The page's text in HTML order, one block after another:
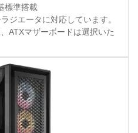
標準搭載
ジエータに対応しています。
ATXマザーボードは選択いた